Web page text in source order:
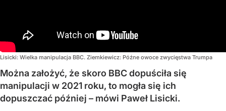
Lisicki: Wielka manipulacja BBC. Ziemkiewicz: Późne owoce zwycięstwa Trumpa
Można założyć, że skoro BBC dopuściła się
manipulacji w 2021 roku, to mogła się ich
dopuszczać później – mówi Paweł Lisicki.